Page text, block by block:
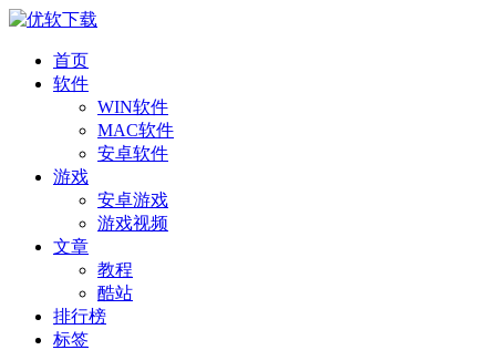
首页
软件
WIN软件
MAC软件
安卓软件
游戏
安卓游戏
游戏视频
文章
教程
酷站
排行榜
标签